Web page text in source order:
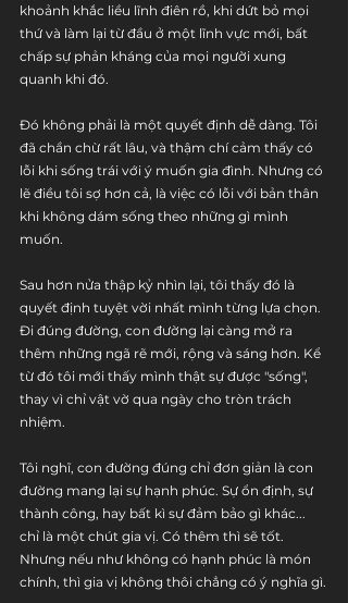
khoảnh khắc liều lĩnh điên rồ, khi dứt bỏ mọi
thứ và làm lại từ đầu ở một lĩnh vực mới, bất
chấp sự phản kháng của mọi người xung
quanh khi đó.
Đó không phải là một quyết định dễ dàng. Tôi
đã chần chừ rất lâu, và thậm chí cảm thấy có
lỗi khi sống trái với ý muốn gia đình. Nhưng có
lẽ điều tôi sợ hơn cả, là việc có lỗi với bản thân
khi không dám sống theo những gì mình
muốn.
Sau hơn nửa thập kỷ nhìn lại, tôi thấy đó là
quyết định tuyệt vời nhất mình từng lựa chọn.
Đi đúng đường, con đường lại càng mở ra
thêm những ngã rẽ mới, rộng và sáng hơn. Kể
từ đó tôi mới thấy mình thật sự được "sống",
thay vì chỉ vật vờ qua ngày cho tròn trách
nhiệm.
Tôi nghĩ, con đường đúng chỉ đơn giản là con
đường mang lại sự hạnh phúc. Sự ổn định, sự
thành công, hay bất kì sự đảm bảo gì khác...
chỉ là một chút gia vị. Có thêm thì sẽ tốt.
Nhưng nếu như không có hạnh phúc là món
chính, thì gia vị không thôi chẳng có ý nghĩa gì.